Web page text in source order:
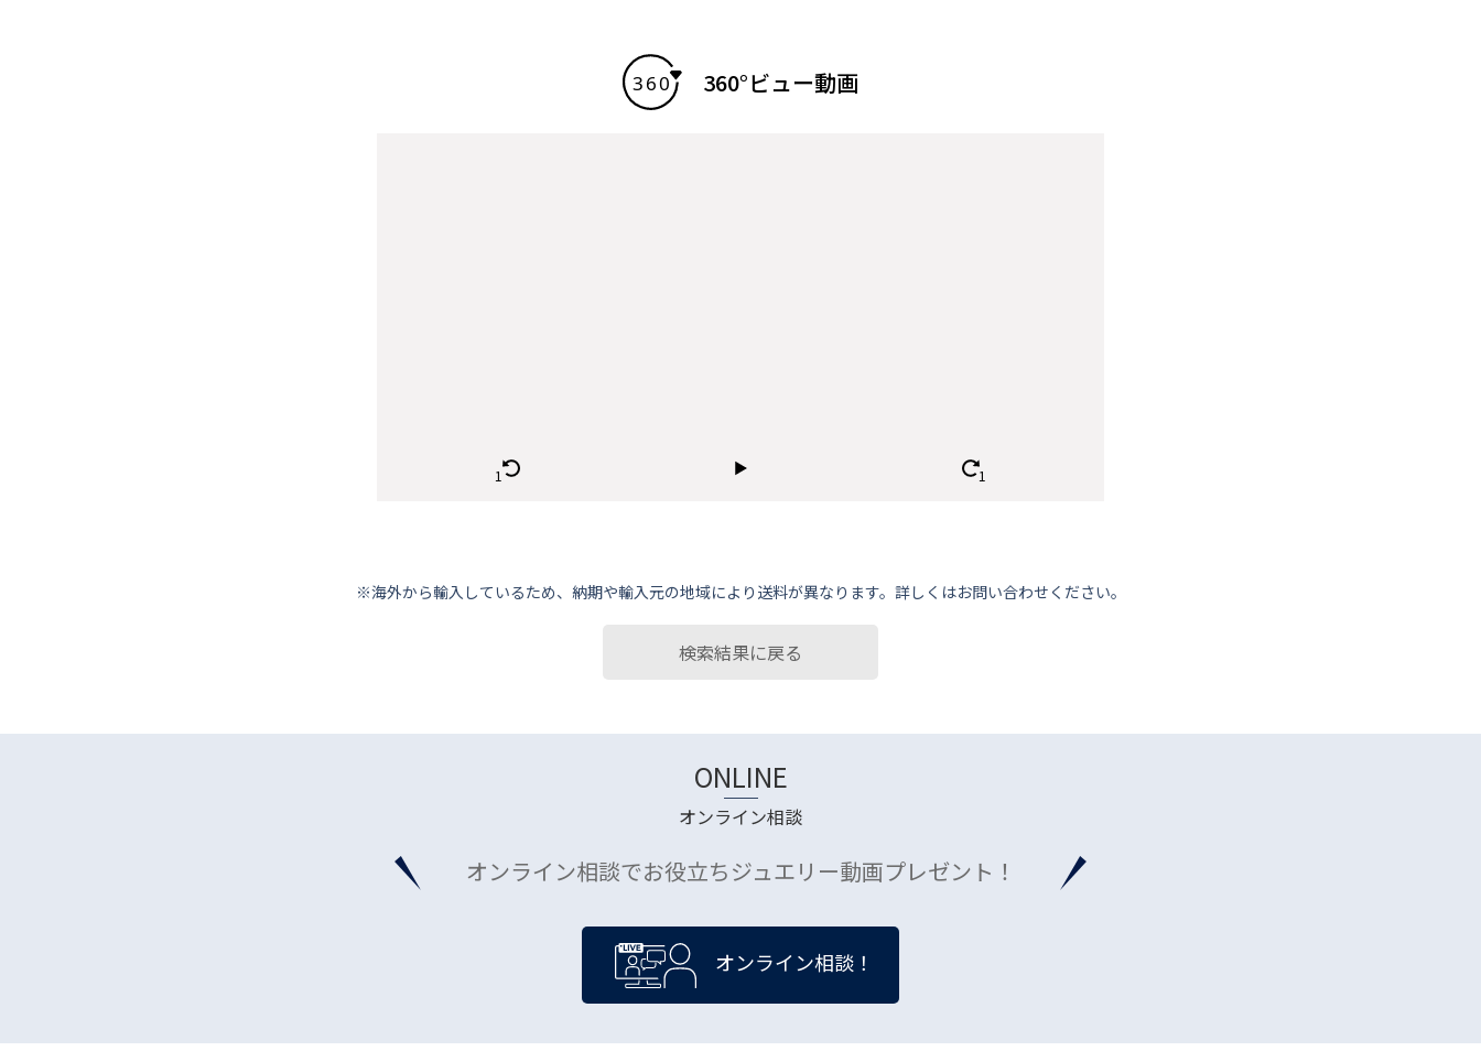
360°ビュー動画
※海外から輸⼊しているため、納期や輸⼊元の地域により送料が異なります。詳しくはお問い合わせください。
検索結果に戻る
ONLINE
オンライン相談
オンライン相談でお役立ちジュエリー動画プレゼント！
オンライン相談！